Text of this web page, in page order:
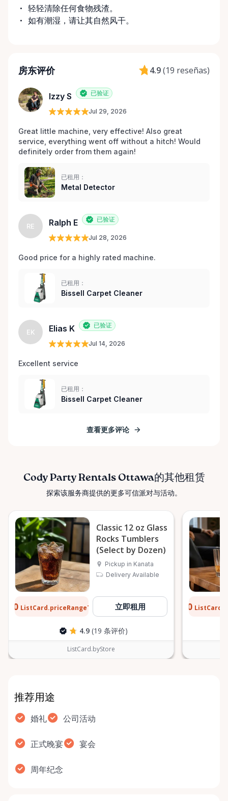
轻轻清除任何食物残渣。
如有潮湿，请让其自然风干。
房东评价 4.9(19 reseñas)
Izzy S 已验证
Jul 29, 2026
Great little machine, very effective! Also great
service, everything went off without a hitch! Would
definitely order from them again!
已租用：
Metal Detector
RE Ralph E 已验证
Jul 28, 2026
Good price for a highly rated machine.
已租用：
Bissell Carpet Cleaner
EK Elias K 已验证
Jul 14, 2026
Excellent service
已租用：
Bissell Carpet Cleaner
查看更多评论
Cody Party Rentals Ottawa的其他租赁
探索该服务商提供的更多可信派对与活动。
Classic 12 oz Glass
Rocks Tumblers
(Select by Dozen)
Pickup in Kanata
Delivery Available
ListCard.priceRangeTo 立即租用
4.9 (19 条评价)
ListCard.byStore
$0.10
推荐用途
婚礼 公司活动
正式晚宴 宴会
周年纪念